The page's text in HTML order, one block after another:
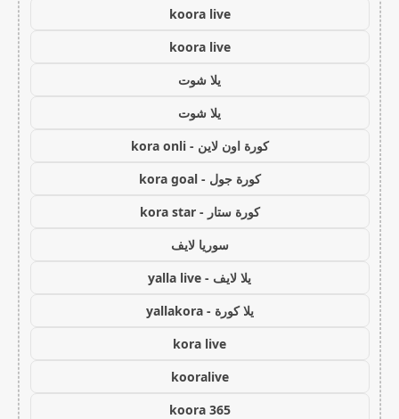
koora live
koora live
يلا شوت
يلا شوت
كورة اون لاين - kora onli
كورة جول - kora goal
كورة ستار - kora star
سوريا لايف
يلا لايف - yalla live
يلا كورة - yallakora
kora live
kooralive
koora 365